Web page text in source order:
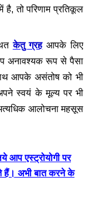
तो परिणाम प्रतिकूल
केतु ग्रह आपके लिए
अनावश्यक रूप से पैसा
आपके असंतोष को भी
स्वयं के मूल्य पर भी
आलोचना महसूस
आप एस्ट्रोयोगी पर
हैं। अभी बात करने के